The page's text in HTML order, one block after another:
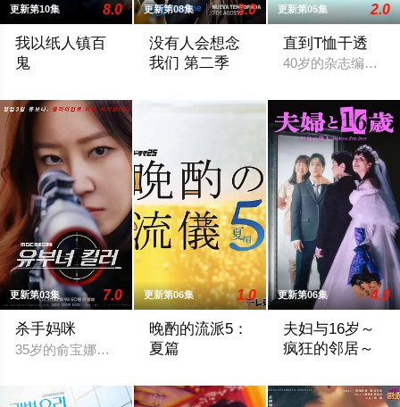
更新第10集 8.0
我以纸人镇百
鬼
更新第08集 3.0
没有人会想念
我们 第二季
更新第05集 2.0
直到T恤干透
40岁的杂志编辑咲
更新第03集 7.0
杀手妈咪
35岁的俞宝娜过着相夫教子的普通生活。表面上她看起来温顺
更新第06集 1.0
晚酌的流派5：
夏篇
更新第06集 4.0
夫妇与16岁～
疯狂的邻居～